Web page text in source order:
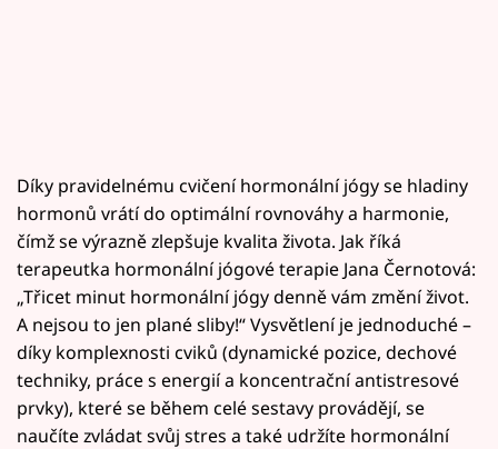
Díky pravidelnému cvičení hormonální jógy se hladiny
hormonů vrátí do optimální rovnováhy a harmonie,
čímž se výrazně zlepšuje kvalita života. Jak říká
terapeutka hormonální jógové terapie Jana Černotová:
„Třicet minut hormonální jógy denně vám změní život.
A nejsou to jen plané sliby!“ Vysvětlení je jednoduché –
díky komplexnosti cviků (dynamické pozice, dechové
techniky, práce s energií a koncentrační antistresové
prvky), které se během celé sestavy provádějí, se
naučíte zvládat svůj stres a také udržíte hormonální